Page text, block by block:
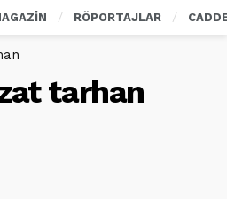
RÖPORTAJLAR
tarhan